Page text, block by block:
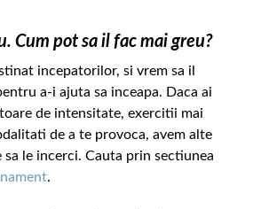
Cum pot sa il fac mai greu?
incepatorilor, si vrem sa il
a-i ajuta sa inceapa. Daca ai
de intensitate, exercitii mai
de a te provoca, avem alte
le incerci. Cauta prin sectiunea
.